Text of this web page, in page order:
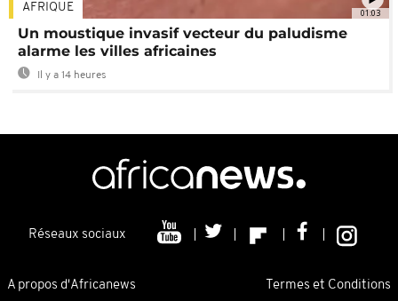
01:03
AFRIQUE
Un moustique invasif vecteur du paludisme
alarme les villes africaines
Il y a 14 heures
Réseaux sociaux
A propos d'Africanews Termes et Conditions